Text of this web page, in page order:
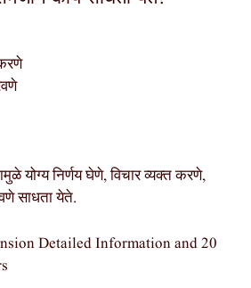
योग्य निर्णय घेणे, विचार व्यक्त करणे,
साधता येते.
Detailed Information and 20